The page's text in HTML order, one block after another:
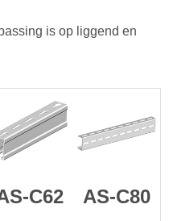
is op liggend en
C62 AS-C80